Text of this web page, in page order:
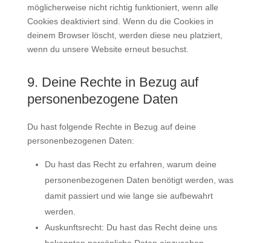
möglicherweise nicht richtig funktioniert, wenn alle
Cookies deaktiviert sind. Wenn du die Cookies in
deinem Browser löscht, werden diese neu platziert,
wenn du unsere Website erneut besuchst.
9. Deine Rechte in Bezug auf
personenbezogene Daten
Du hast folgende Rechte in Bezug auf deine
personenbezogenen Daten:
Du hast das Recht zu erfahren, warum deine
personenbezogenen Daten benötigt werden, was
damit passiert und wie lange sie aufbewahrt
werden.
Auskunftsrecht: Du hast das Recht deine uns